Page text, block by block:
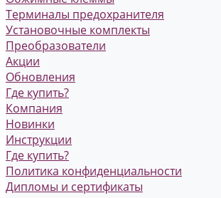
Терминалы предохранителя
Установочные комплекты
Преобразователи
Акции
Обновления
Где купить?
Компания
Новинки
Инструкции
Где купить?
Политика конфиденциальности
Дипломы и сертификаты